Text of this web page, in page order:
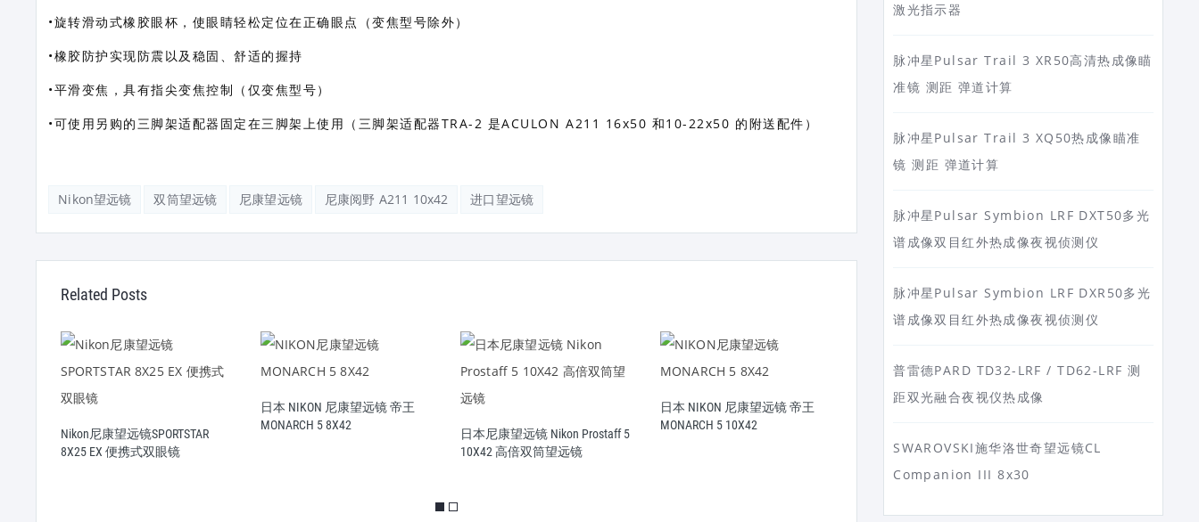
•旋转滑动式橡胶眼杯，使眼睛轻松定位在正确眼点（变焦型号除外）
•橡胶防护实现防震以及稳固、舒适的握持
•平滑变焦，具有指尖变焦控制（仅变焦型号）
•可使用另购的三脚架适配器固定在三脚架上使用（三脚架适配器TRA-2 是ACULON A211 16x50 和10-22x50 的附送配件）
Nikon望远镜 双筒望远镜 尼康望远镜 尼康阅野 A211 10x42 进口望远镜
Related Posts
Nikon尼康望远镜SPORTSTAR
8X25 EX 便携式双眼镜
日本 NIKON 尼康望远镜 帝王
MONARCH 5 8X42
日本尼康望远镜 Nikon Prostaff 5
10X42 高倍双筒望远镜
日本 NIKON 尼康望远镜 帝王
MONARCH 5 10X42
日本原产Nikon尼康望远镜8X30E
激光指示器
脉冲星Pulsar Trail 3 XR50高清热成像瞄
准镜 测距 弹道计算
脉冲星Pulsar Trail 3 XQ50热成像瞄准
镜 测距 弹道计算
脉冲星Pulsar Symbion LRF DXT50多光
谱成像双目红外热成像夜视侦测仪
脉冲星Pulsar Symbion LRF DXR50多光
谱成像双目红外热成像夜视侦测仪
普雷德PARD TD32-LRF / TD62-LRF 测
距双光融合夜视仪热成像
SWAROVSKI施华洛世奇望远镜CL
Companion III 8x30